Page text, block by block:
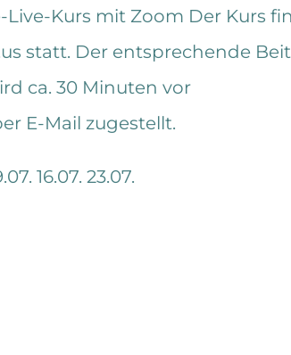
Kurs mit Zoom Der Kurs
statt. Der entsprechende
ca. 30 Minuten vor
E-Mail zugestellt.
16.07. 23.07.